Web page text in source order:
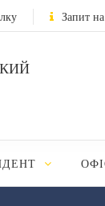
Запит